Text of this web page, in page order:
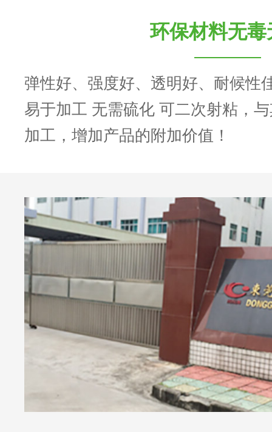
环保材料无毒
弹性好、强度好、透明好、耐候性
易于加工 无需硫化 可二次射粘，
加工，增加产品的附加价值！